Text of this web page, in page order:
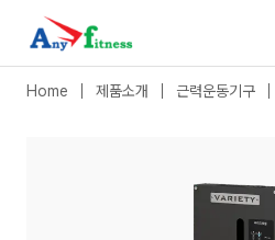
장애인용 A 시리즈|시티드 로우 (휠체
Home 제품소개 근력운동기구